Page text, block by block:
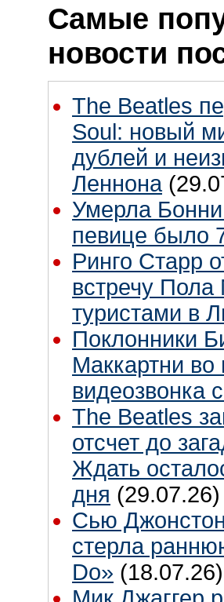
Самые
новости
The Beatles
Soul: новый
дублей и
Леннона
Умерла
певице было
Ринго Старр
встречу Пола
туристами в
Поклонники
Маккартни во
видеозвонка
The Beatles
отсчет до
Ждать
дня (29.07.26)
Сью
стерла
Do» (18.07.26)